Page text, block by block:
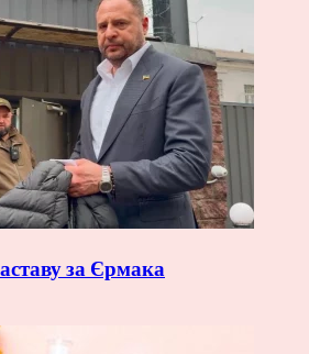
за Єрмака